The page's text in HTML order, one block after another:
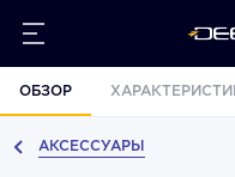
ОБЗОР
АКСЕССУАРЫ